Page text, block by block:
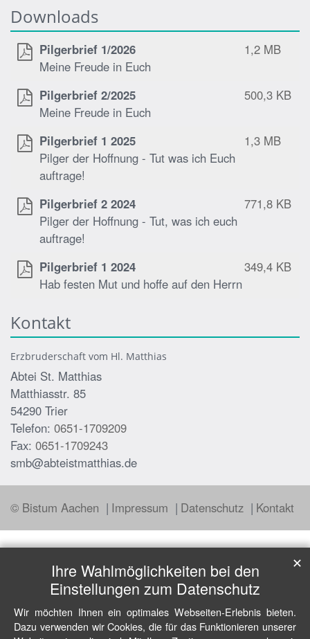
Downloads
Pilgerbrief 1/2026
Meine Freude in Euch
1,2 MB
Pilgerbrief 2/2025
Meine Freude in Euch
500,3 KB
Pilgerbrief 1 2025
Pilger der Hoffnung - Tut was ich Euch
auftrage!
1,3 MB
Pilgerbrief 2 2024
Pilger der Hoffnung - Tut, was ich euch
auftrage!
771,8 KB
Pilgerbrief 1 2024
Hab festen Mut und hoffe auf den Herrn
349,4 KB
Kontakt
Erzbruderschaft vom Hl. Matthias
Abtei St. Matthias
Matthiasstr. 85
54290 Trier
Telefon: 0651-1709209
Fax: 0651-1709243
smb@abteistmatthias.de
© Bistum Aachen Impressum Datenschutz Kontakt
Ihre Wahlmöglichkeiten bei den
Einstellungen zum Datenschutz
Wir möchten Ihnen ein optimales Webseiten-Erlebnis bieten.
Dazu verwenden wir Cookies, die für das Funktionieren unserer
✕